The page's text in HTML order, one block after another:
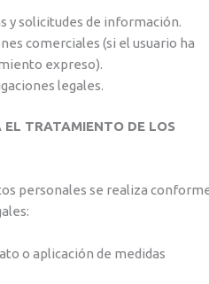
y solicitudes de información.
comerciales (si el usuario ha
expreso).
legales.
EL TRATAMIENTO DE LOS
personales se realiza
o aplicación de medidas